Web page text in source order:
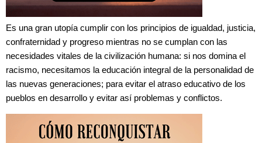
Es una gran utopía cumplir con los principios de igualdad, justicia,
confraternidad y progreso mientras no se cumplan con las
necesidades vitales de la civilización humana: si nos domina el
racismo, necesitamos la educación integral de la personalidad de
las nuevas generaciones; para evitar el atraso educativo de los
pueblos en desarrollo y evitar así problemas y conflictos.